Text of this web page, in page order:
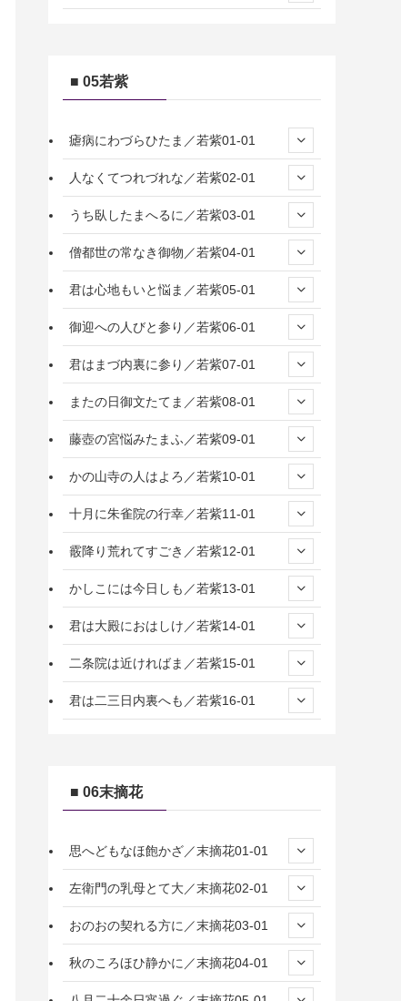
■ 05若紫
瘧病にわづらひたま／若紫01-01
人なくてつれづれな／若紫02-01
うち臥したまへるに／若紫03-01
僧都世の常なき御物／若紫04-01
君は心地もいと悩ま／若紫05-01
御迎への人びと参り／若紫06-01
君はまづ内裏に参り／若紫07-01
またの日御文たてま／若紫08-01
藤壺の宮悩みたまふ／若紫09-01
かの山寺の人はよろ／若紫10-01
十月に朱雀院の行幸／若紫11-01
霰降り荒れてすごき／若紫12-01
かしこには今日しも／若紫13-01
君は大殿におはしけ／若紫14-01
二条院は近ければま／若紫15-01
君は二三日内裏へも／若紫16-01
■ 06末摘花
思へどもなほ飽かざ／末摘花01-01
左衛門の乳母とて大／末摘花02-01
おのおの契れる方に／末摘花03-01
秋のころほひ静かに／末摘花04-01